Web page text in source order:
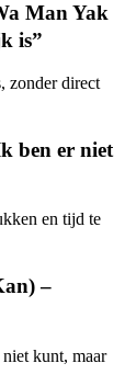
Man Yak
is”
zonder direct
ben er niet
en tijd te
–
kunt, maar